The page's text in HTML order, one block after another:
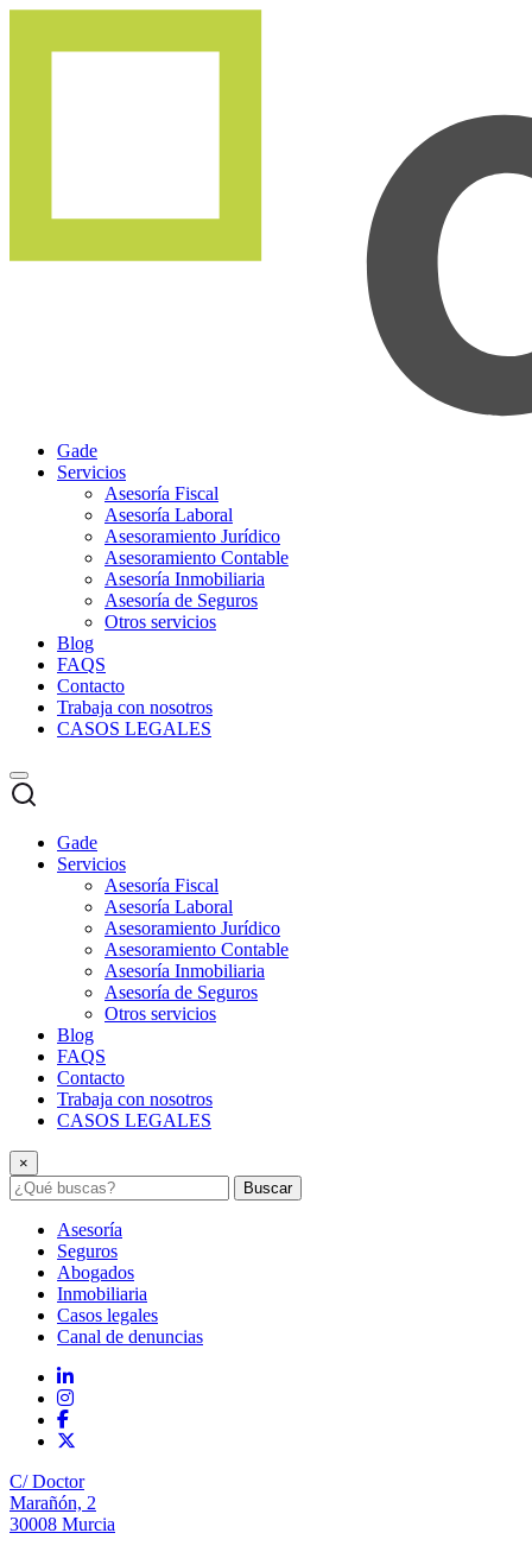
Gade
Servicios
Asesoría Fiscal
Asesoría Laboral
Asesoramiento Jurídico
Asesoramiento Contable
Asesoría Inmobiliaria
Asesoría de Seguros
Otros servicios
Blog
FAQS
Contacto
Trabaja con nosotros
CASOS LEGALES
Gade
Servicios
Asesoría Fiscal
Asesoría Laboral
Asesoramiento Jurídico
Asesoramiento Contable
Asesoría Inmobiliaria
Asesoría de Seguros
Otros servicios
Blog
FAQS
Contacto
Trabaja con nosotros
CASOS LEGALES
×
Buscar
Asesoría
Seguros
Abogados
Inmobiliaria
Casos legales
Canal de denuncias
C/ Doctor
Marañón, 2
30008 Murcia